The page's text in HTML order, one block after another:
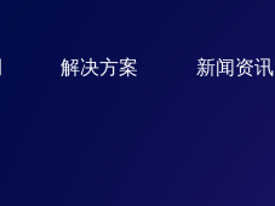
解决方案 新闻资讯